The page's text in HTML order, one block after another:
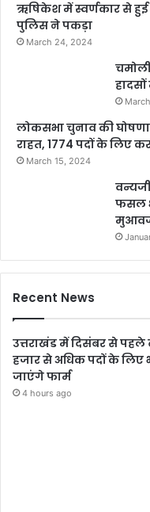
ऋषिकेश में स्वर्णकार से
पुलिस ने पकड़ा
March 24, 2024
लोकसभा चुनाव की
राहत, 1774 पदों के
March 15, 2024
फसल
Recent News
उत्तराखंड में दिसंबर से पहले
हजार से अधिक पदों के लिए
जाएंगे फार्म
4 hours ago